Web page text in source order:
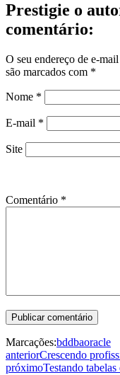
Prestigie o
comentário:
O seu endereço de e-
são marcados com *
Nome *
E-mail *
Site
Comentário *
Marcações:bddbaoracle
anteriorCrescendo
próximoTestando tabelas